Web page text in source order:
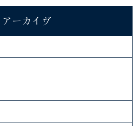
アーカイヴ